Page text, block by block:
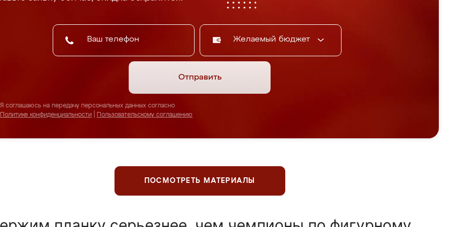
Желаемый бюджет
Отправить
Я соглашаюсь на передачу персональных данных согласно
Политике конфиденциальности
Пользовательскому соглашению
ПОСМОТРЕТЬ МАТЕРИАЛЫ